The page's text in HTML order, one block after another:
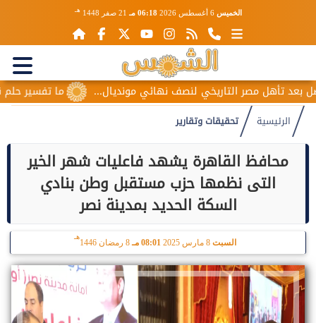
الخميس 6 أغسطس 2026 06:18 مـ 21 صفر 1448 هـ
ما تفسير حلم نكاح مصر التاريخي لنصف نهائي مونديال...
الرئيسية تحقيقات وتقارير
محافظ القاهرة يشهد فاعليات شهر الخير
التى نظمها حزب مستقبل وطن بنادي
السكة الحديد بمدينة نصر
السبت 08:01 مـ 8 رمضان 1446
هـ